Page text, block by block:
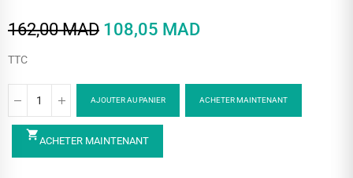
162,00 MAD 108,05 MAD
TTC
AJOUTER AU PANIER ACHETER MAINTENANT
shopping_cartACHETER MAINTENANT